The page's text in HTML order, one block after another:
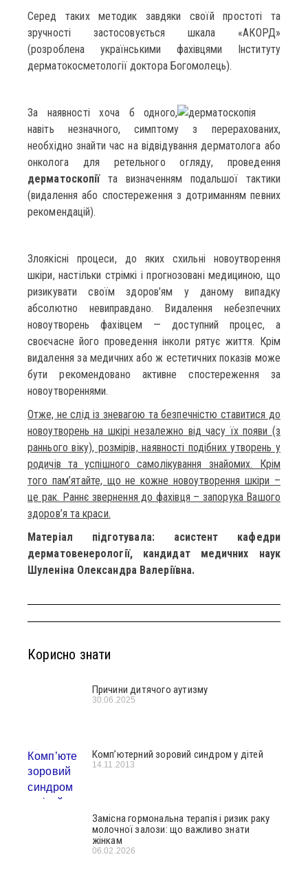
Серед таких методик завдяки своїй простоті та
зручності застосовується шкала «АКОРД»
(розроблена українськими фахівцями Інституту
дерматокосметології доктора Богомолець).
За наявності хоча б одного,
навіть незначного, симптому з перерахованих,
необхідно знайти час на відвідування дерматолога або
онколога для ретельного огляду, проведення
дерматоскопіїта визначенням подальшої тактики
(видалення або спостереження з дотриманням певних
рекомендацій).
Злоякісні процеси, до яких схильні новоутворення
шкіри, настільки стрімкі і прогнозовані медициною, що
ризикувати своїм здоров’ям у даному випадку
абсолютно невиправдано. Видалення небезпечних
новоутворень фахівцем — доступний процес, а
своєчасне його проведення інколи рятує життя. Крім
видалення за медичних або ж естетичних показів може
бути рекомендовано активне спостереження за
новоутвореннями.
Отже, не слід із зневагою та безпечністю ставитися до
новоутворень на шкірі незалежно від часу їх появи (з
раннього віку), розмірів, наявності подібних утворень у
родичів та успішного самолікування знайомих. Крім
того пам’ятайте, що не кожне новоутворення шкіри –
це рак. Раннє звернення до фахівця – запорука Вашого
здоров’я та краси.
Матеріал підготувала: асистент кафедри
дерматовенерології, кандидат медичних наук
Шуленіна Олександра Валеріївна.
Корисно знати
Причини дитячого аутизму
30.06.2025
Комп’ютерний зоровий синдром у дітей
14.11.2013
Замісна гормональна терапія і ризик раку
молочної залози: що важливо знати
жінкам
06.02.2026